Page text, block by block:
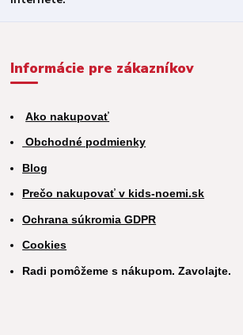
Informácie pre zákazníkov
Ako nakupovať
Obchodné podmienky
Blog
Prečo nakupovať v kids-noemi.sk
Ochrana súkromia GDPR
Cookies
Radi pomôžeme s nákupom. Zavolajte.